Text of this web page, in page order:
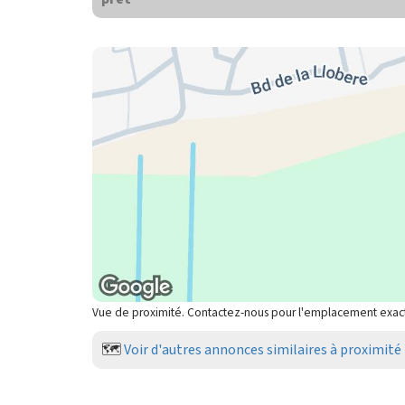
Vue de proximité. Contactez-nous pour l'emplacement
🗺️Voir d'autres annonces similaires à proximité